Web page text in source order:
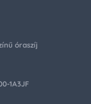
óraszíj
1A3JF